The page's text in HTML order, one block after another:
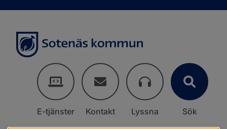
E-tjänster Kontakt Lyssna Sök